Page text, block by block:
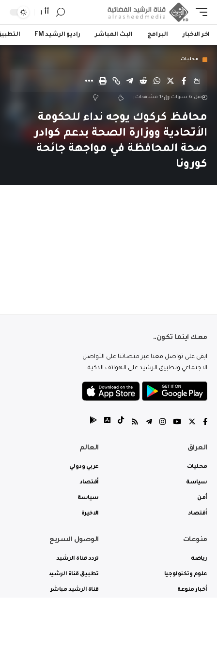
أأ
اخر الاخبار البرامج البث المباشر راديو الرشيد FM
محليات
قبل 6 سنوات 17 مشاهدات
محافظ كركوك يوجه نداء للحكومة
الأتحادية ووزارة الصحة بدعم كوادر
صحة المحافظة في مواجهة جائحة
كورونا
معك اينما تكون..
ابقى على تواصل معنا عبر منصاتنا على التواصل
الاجتماعي وتطبيق الرشيد على الهواتف الذكية.
العراق
محليات
سياسة
أمن
أقتصاد
العالم
عربي ودولي
أقتصاد
سياسة
الاخيرة
منوعات
رياضة
علوم وتكنولوجيا
أخبار منوعة
الوصول السريع
تردد قناة الرشيد
تطبيق قناة الرشيد
قناة الرشيد مباشر